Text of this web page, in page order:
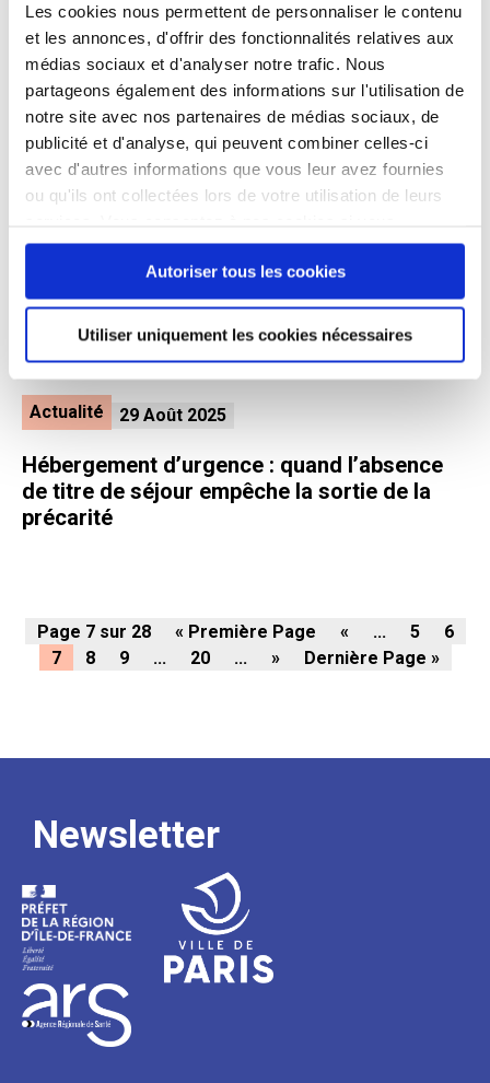
Les cookies nous permettent de personnaliser le contenu
et les annonces, d'offrir des fonctionnalités relatives aux
médias sociaux et d'analyser notre trafic. Nous
partageons également des informations sur l'utilisation de
notre site avec nos partenaires de médias sociaux, de
publicité et d'analyse, qui peuvent combiner celles-ci
avec d'autres informations que vous leur avez fournies
ou qu'ils ont collectées lors de votre utilisation de leurs
continuez à utiliser notre site Web.
Autoriser tous les cookies
Utiliser uniquement les cookies nécessaires
Actualité 30 Août 2025
Fortes chaleurs : le Samusocial de Paris se
mobilise
Actualité 29 Août 2025
Hébergement d’urgence : quand l’absence
de titre de séjour empêche la sortie de la
précarité
Page 7 sur 28 « Première Page « ... 5
6
7
8 9 ... 20 ... » Dernière Page »
Newsletter